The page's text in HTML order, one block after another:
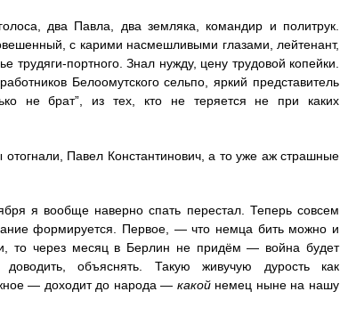
два Павла, два земляка, командир и политрук.
с карими насмешливыми глазами, лейтенант,
портного. Знал нужду, цену трудовой копейки.
Белоомутского сельпо, яркий представитель
не брат”, из тех, кто не теряется не при каких
Павел Константинович, а то уже аж страшные
я вообще наверно спать перестал. Теперь совсем
формируется. Первое, — что немца бить можно и
то через месяц в Берлин не придём — война будет
объяснять. Такую живучую дурость как
— доходит до народа — какойнемец ныне на нашу